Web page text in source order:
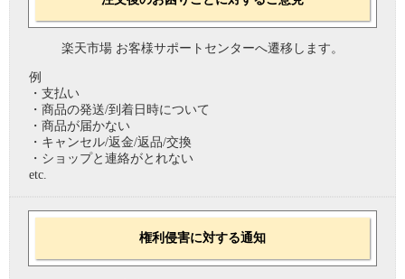
楽天市場 お客様サポートセンターへ遷移します。
例
・支払い
・商品の発送/到着日時について
・商品が届かない
・キャンセル/返金/返品/交換
・ショップと連絡がとれない
etc.
権利侵害に対する通知